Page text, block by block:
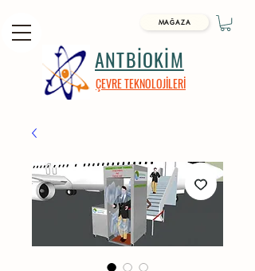
ANTBİOKİM
ÇEVRE TEKNOLOJİLERİ
MAĞAZA